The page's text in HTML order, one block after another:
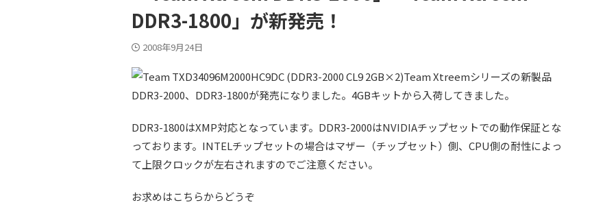
DDR3-1800」が新発売！
2008年9月24日
Team Xtreemシリーズの新製品
DDR3-2000、DDR3-1800が発売になりました。4GBキットから入荷してきました。
DDR3-1800はXMP対応となっています。DDR3-2000はNVIDIAチップセットでの動作保証とな
っております。INTELチップセットの場合はマザー（チップセット）側、CPU側の耐性によっ
て上限クロックが左右されますのでご注意ください。
お求めはこちらからどうぞ